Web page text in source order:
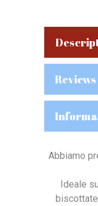
Abbiamo
Ideale